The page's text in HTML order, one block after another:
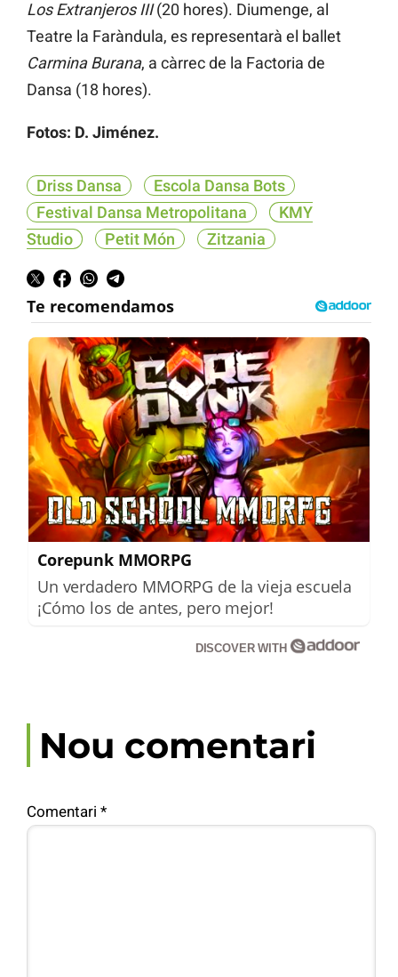
Los Extranjeros III(20 hores). Diumenge, al
Teatre la Faràndula, es representarà el ballet
Carmina Burana, a càrrec de la Factoria de
Dansa (18 hores).
Fotos: D. Jiménez.
Driss Dansa
Escola Dansa Bots
Festival Dansa Metropolitana
KMY
Studio
Petit Món Zitzania
Corepunk MMORPG
Un verdadero MMORPG de la vieja escuela
¡Cómo los de antes, pero mejor!
DISCOVER WITH
Nou comentari
Comentari *